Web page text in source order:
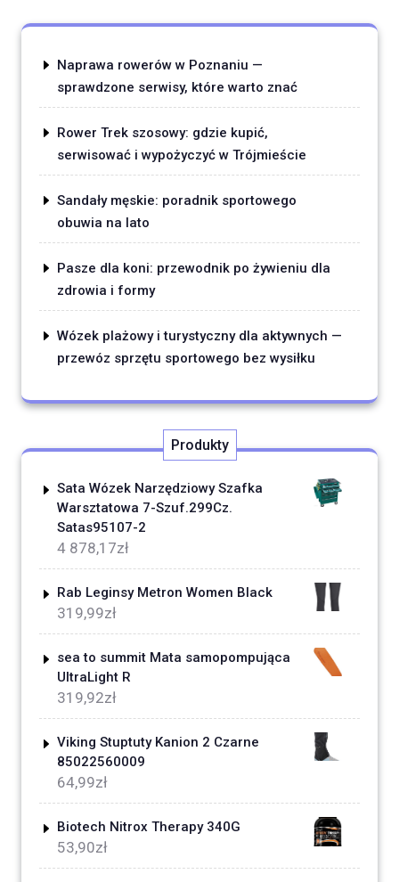
Naprawa rowerów w Poznaniu —
sprawdzone serwisy, które warto znać
Rower Trek szosowy: gdzie kupić,
serwisować i wypożyczyć w Trójmieście
Sandały męskie: poradnik sportowego
obuwia na lato
Pasze dla koni: przewodnik po żywieniu dla
zdrowia i formy
Wózek plażowy i turystyczny dla aktywnych —
przewóz sprzętu sportowego bez wysiłku
Produkty
Sata Wózek Narzędziowy Szafka
Warsztatowa 7-Szuf.299Cz.
Satas95107-2
4 878,17zł
Rab Leginsy Metron Women Black
319,99zł
sea to summit Mata samopompująca
UltraLight R
319,92zł
Viking Stuptuty Kanion 2 Czarne
85022560009
64,99zł
Biotech Nitrox Therapy 340G
53,90zł